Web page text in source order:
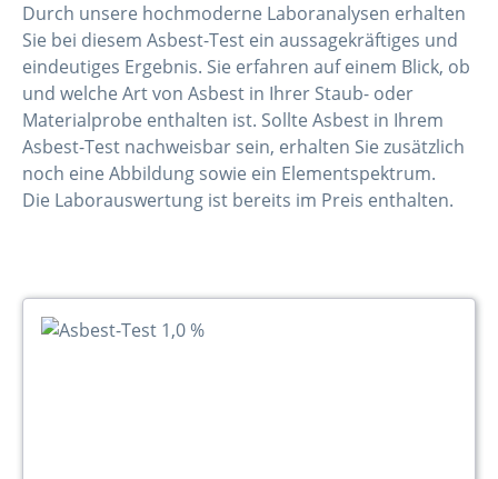
Durch unsere hochmoderne Laboranalysen erhalten
Sie bei diesem Asbest-Test ein aussagekräftiges und
eindeutiges Ergebnis. Sie erfahren auf einem Blick, ob
und welche Art von Asbest in Ihrer Staub- oder
Materialprobe enthalten ist. Sollte Asbest in Ihrem
Asbest-Test nachweisbar sein, erhalten Sie zusätzlich
noch eine Abbildung sowie ein Elementspektrum.
Die Laborauswertung ist bereits im Preis enthalten.